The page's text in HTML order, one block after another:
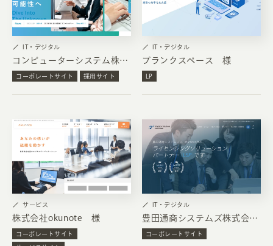
IT・デジタル
コンピューターシステム株式会社 様
コーポレートサイト 採用サイト
IT・デジタル
ブランクスペース 様
LP
サービス
株式会社okunote 様
コーポレートサイト
IT・デジタル
豊田通商システムズ株式会社 様
コーポレートサイト